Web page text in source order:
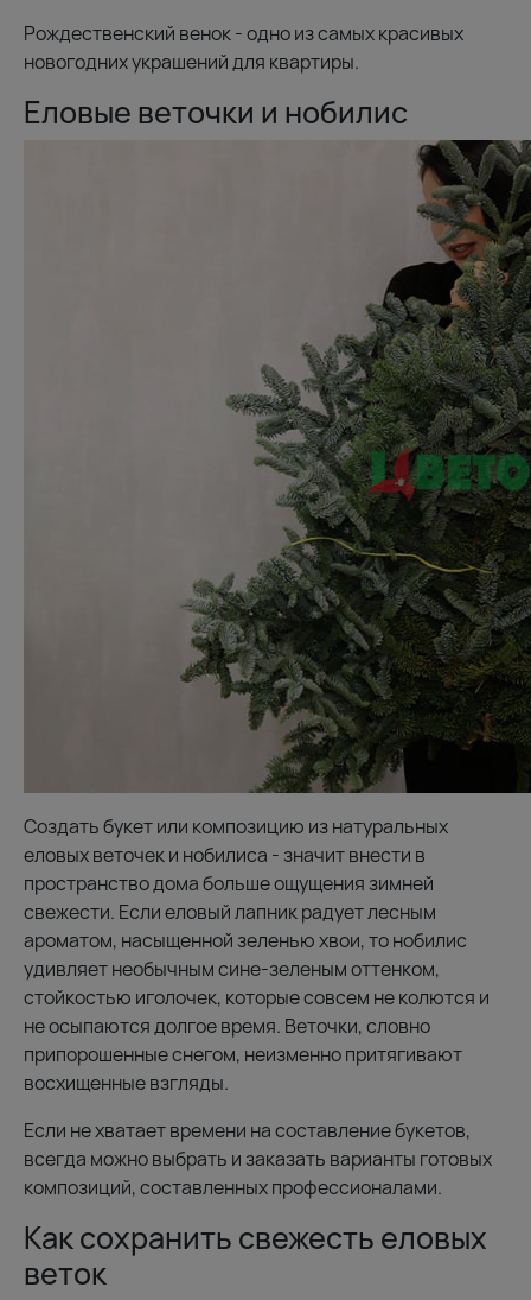
Рождественский венок - одно из самых красивых
новогодних украшений для квартиры.
Еловые веточки и нобилис
Создать букет или композицию из натуральных
еловых веточек и нобилиса - значит внести в
пространство дома больше ощущения зимней
свежести. Если еловый лапник радует лесным
ароматом, насыщенной зеленью хвои, то нобилис
удивляет необычным сине-зеленым оттенком,
стойкостью иголочек, которые совсем не колются и
не осыпаются долгое время. Веточки, словно
припорошенные снегом, неизменно притягивают
восхищенные взгляды.
Если не хватает времени на составление букетов,
всегда можно выбрать и заказать варианты готовых
композиций, составленных профессионалами.
Как сохранить свежесть еловых
веток